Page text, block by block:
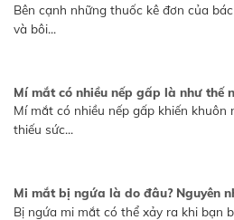
Bên cạnh những thuốc kê đơn của
và bôi...
Mí mắt có nhiều nếp gấp là như thế
Mí mắt có nhiều nếp gấp khiến khuôn
thiếu sức...
Mi mắt bị ngứa là do đâu? Nguyên
Bị ngứa mi mắt có thể xảy ra khi bạn